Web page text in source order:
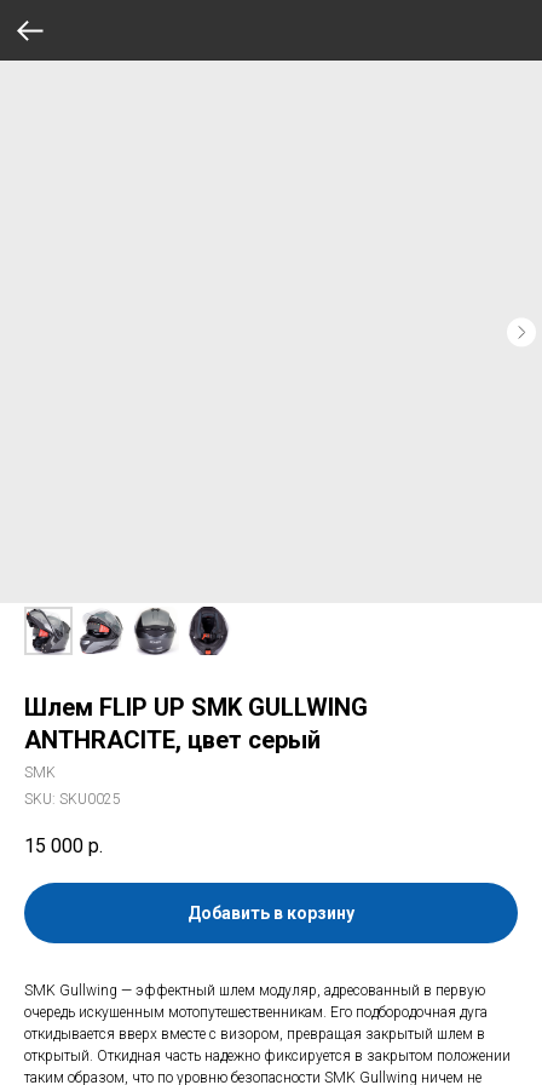
Шлем FLIP UP SMK GULLWING
ANTHRACITE, цвет серый
SMK
SKU: SKU0025
15 000 р.
Добавить в корзину
SMK Gullwing — эффектный шлем модуляр, адресованный в первую
очередь искушенным мотопутешественникам. Его подбородочная дуга
откидывается вверх вместе с визором, превращая закрытый шлем в
открытый. Откидная часть надежно фиксируется в закрытом положении
таким образом, что по уровню безопасности SMK Gullwing ничем не